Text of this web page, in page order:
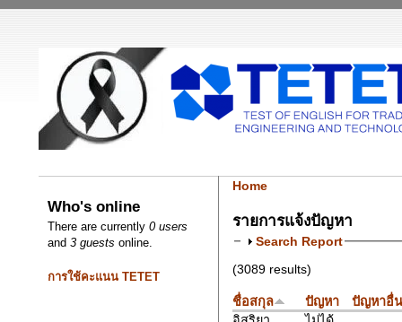
Who's online
There are currently0 users
and3 guests online.
การใช้คะแนน TETET
Home
รายการแจ้งปัญหา
Search Report
(3089 results)
ชื่อสกุล ปัญหา
ปัญหาอื่